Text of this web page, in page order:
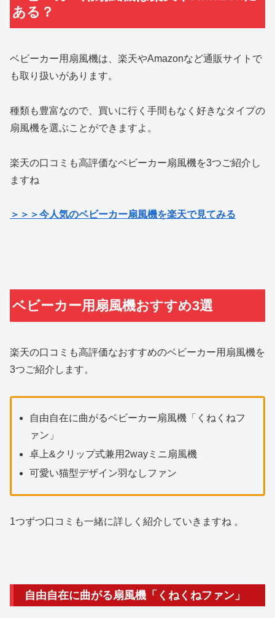
ある？
ベビーカー用扇風機は、楽天やAmazonなど通販サイトで
も取り扱いがあります。
種類も豊富なので、買いに行く手間もなく好きなタイプの
扇風機を選ぶことができますよ。
楽天の口コミも高評価なベビーカー扇風機を3つご紹介し
ますね
＞＞＞今人気のベビーカー扇風機を楽天で見てみる
ベビーカー用扇風機おすすめ3選
楽天の口コミも高評価なおすすめのベビーカー用扇風機を
3つご紹介します。
自由自在に曲がるベビーカー扇風機「くねくねフ
ァン」
卓上&クリップ式兼用2wayミニ扇風機
可愛い猫型デザイン羽なしファン
1つずつ口コミも一緒に詳しく紹介していきますね 。
自由自在に曲がる扇風機「くねくねファン」